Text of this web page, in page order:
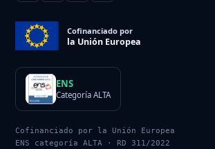
Cofinanciado por
la Unión Europea
ENS
Categoría ALTA
Cofinanciado por la Unión Europea
ENS categoría ALTA · RD 311/2022